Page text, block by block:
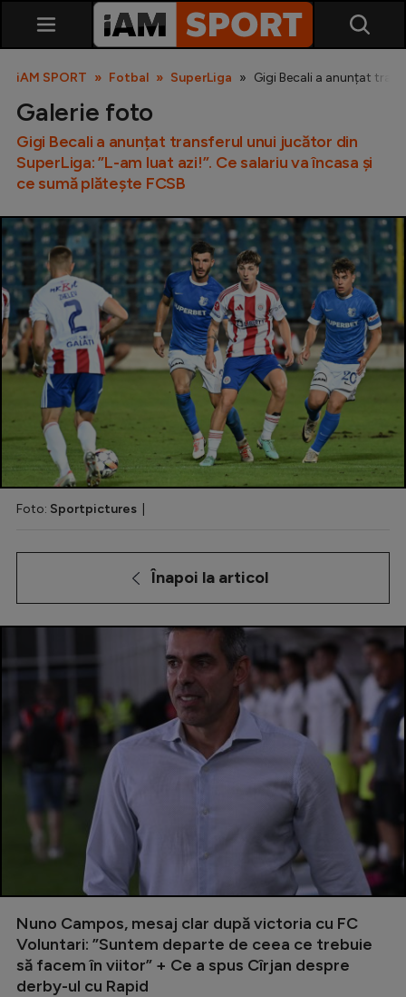
SuperLiga
Liga 2
Cupa României
Echipa Națională
U21
Fotbal feminin
Special
Diverse
Inedit
Champions League
Europa League
Conference League
CM 2026
Premier League
LaLiga
Serie A
Bundesliga
Campionate
Starurile fotbalului
iAM SPORT Fotbal SuperLiga Gigi Becali a anunțat
Galerie foto
Gigi Becali a anunțat transferul unui jucător din
SuperLiga: ”L-am luat azi!”. Ce salariu va încasa și
ce sumă plătește FCSB
Foto: Sportpictures
Înapoi la articol
Nuno Campos, mesaj clar după victoria cu FC
Voluntari: ”Suntem departe de ceea ce trebuie
să facem în viitor” + Ce a spus Cîrjan despre
derby-ul cu Rapid